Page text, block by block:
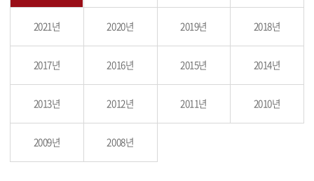
2021년 2020년 2019년 2018년
2017년 2016년 2015년 2014년
2013년 2012년 2011년 2010년
2009년 2008년